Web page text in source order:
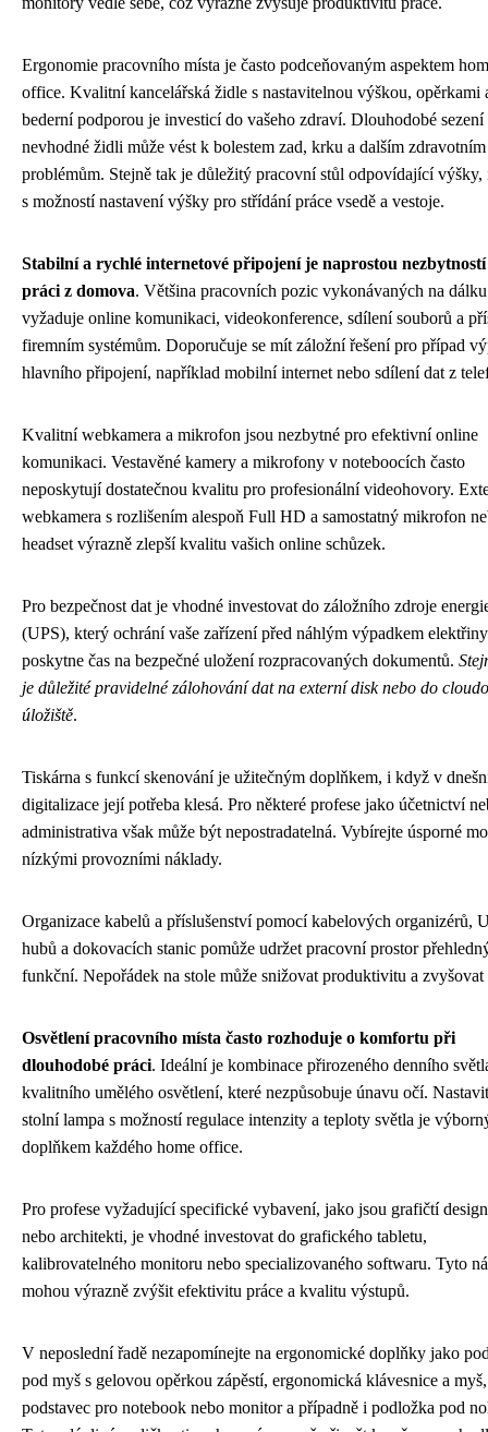
Ergonomie pracovního místa je často podceňovaným aspektem
office. Kvalitní kancelářská židle s nastavitelnou výškou, opěrkami
bederní podporou je investicí do vašeho zdraví. Dlouhodobé sezení
nevhodné židli může vést k bolestem zad, krku a dalším zdravotním
problémům. Stejně tak je důležitý pracovní stůl odpovídající výšky,
s možností nastavení výšky pro střídání práce vsedě a vestoje.
Stabilní a rychlé internetové připojení je naprostou
práci z domova. Většina pracovních pozic vykonávaných na dálku
vyžaduje online komunikaci, videokonference, sdílení souborů a
firemním systémům. Doporučuje se mít záložní řešení pro případ
hlavního připojení, například mobilní internet nebo sdílení dat z
Kvalitní webkamera a mikrofon jsou nezbytné pro efektivní online
komunikaci. Vestavěné kamery a mikrofony v noteboocích často
neposkytují dostatečnou kvalitu pro profesionální videohovory.
webkamera s rozlišením alespoň Full HD a samostatný mikrofon
headset výrazně zlepší kvalitu vašich online schůzek.
Pro bezpečnost dat je vhodné investovat do záložního zdroje
(UPS), který ochrání vaše zařízení před náhlým výpadkem
poskytne čas na bezpečné uložení rozpracovaných dokumentů.
je důležité pravidelné zálohování dat na externí disk nebo do
úložiště.
Tiskárna s funkcí skenování je užitečným doplňkem, i když v
digitalizace její potřeba klesá. Pro některé profese jako účetnictví
administrativa však může být nepostradatelná. Vybírejte úsporné
nízkými provozními náklady.
Organizace kabelů a příslušenství pomocí kabelových organizérů,
hubů a dokovacích stanic pomůže udržet pracovní prostor
funkční. Nepořádek na stole může snižovat produktivitu a zvyšovat
Osvětlení pracovního místa často rozhoduje o komfortu při
dlouhodobé práci. Ideální je kombinace přirozeného denního
kvalitního umělého osvětlení, které nezpůsobuje únavu očí.
stolní lampa s možností regulace intenzity a teploty světla je
doplňkem každého home office.
Pro profese vyžadující specifické vybavení, jako jsou grafičtí
nebo architekti, je vhodné investovat do grafického tabletu,
kalibrovatelného monitoru nebo specializovaného softwaru. Tyto
mohou výrazně zvýšit efektivitu práce a kvalitu výstupů.
V neposlední řadě nezapomínejte na ergonomické doplňky jako
pod myš s gelovou opěrkou zápěstí, ergonomická klávesnice a myš,
podstavec pro notebook nebo monitor a případně i podložka pod